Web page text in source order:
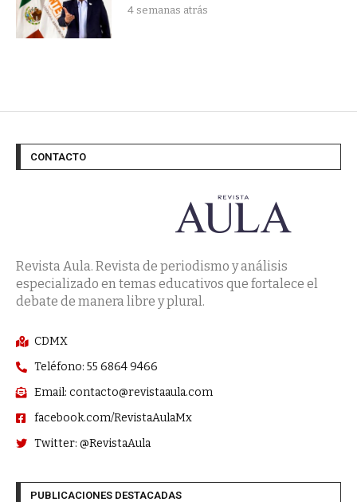
4 semanas atrás
CONTACTO
Revista Aula. Revista de periodismo y análisis
especializado en temas educativos que fortalece el
debate de manera libre y plural.
CDMX
Teléfono: 55 6864 9466
Email: contacto@revistaaula.com
facebook.com/RevistaAulaMx
Twitter: @RevistaAula
PUBLICACIONES DESTACADAS